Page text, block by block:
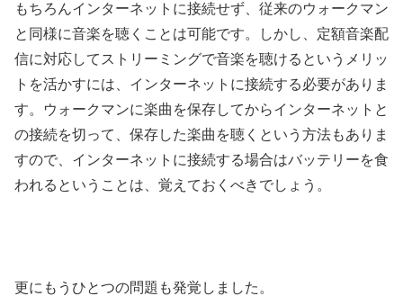
もちろんインターネットに接続せず、従来のウォークマン
と同様に音楽を聴くことは可能です。しかし、定額音楽配
信に対応してストリーミングで音楽を聴けるというメリッ
トを活かすには、インターネットに接続する必要がありま
す。ウォークマンに楽曲を保存してからインターネットと
の接続を切って、保存した楽曲を聴くという方法もありま
すので、インターネットに接続する場合はバッテリーを食
われるということは、覚えておくべきでしょう。
更にもうひとつの問題も発覚しました。